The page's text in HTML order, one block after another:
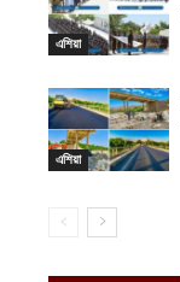
এশিয়া
এশিয়া